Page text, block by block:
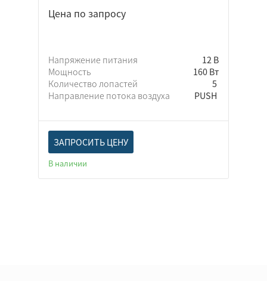
Цена по запросу
Напряжение питания
12 В
Мощность
160 Вт
Количество лопастей
5
Направление потока воздуха
PUSH
ЗАПРОСИТЬ ЦЕНУ
В наличии